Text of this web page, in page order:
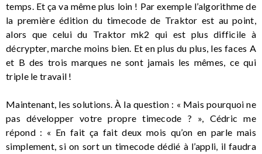
temps. Et ça va même plus loin ! Par exemple l’algorithme de
la première édition du timecode de Traktor est au point,
alors que celui du Traktor mk2 qui est plus difficile à
décrypter, marche moins bien. Et en plus du plus, les faces A
et B des trois marques ne sont jamais les mêmes, ce qui
triple le travail !
Maintenant, les solutions. À la question : « Mais pourquoi ne
pas développer votre propre timecode ? », Cédric me
répond : « En fait ça fait deux mois qu’on en parle mais
simplement, si on sort un timecode dédié à l’appli, il faudra